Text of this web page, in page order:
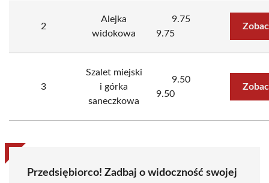
2
Alejka
widokowa
9.75
9.75
3
Szalet miejski
i górka
saneczkowa
9.50
9.50
Przedsiębiorco! Zadbaj o widoczność swojej